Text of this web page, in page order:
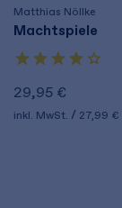
Matthias Nöllke
Machtspiele
29,95 €
inkl. MwSt. 27,99 €